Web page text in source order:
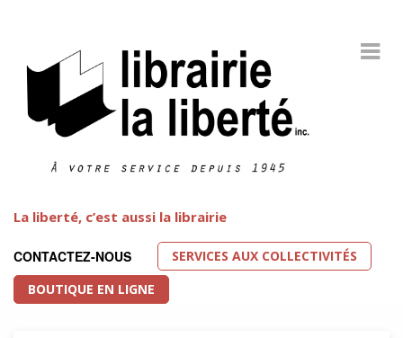
La liberté, c’est aussi la librairie
CONTACTEZ-NOUS
SERVICES AUX COLLECTIVITÉS
BOUTIQUE EN LIGNE